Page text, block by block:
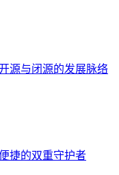
源与闭源的发展脉络
捷的双重守护者